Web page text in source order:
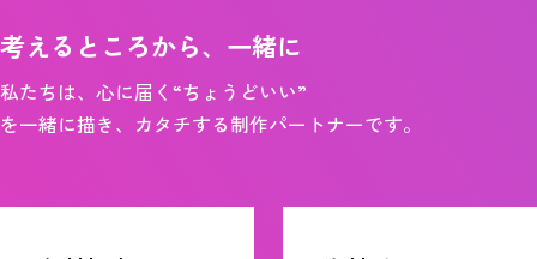
考えるところから、一緒に
私たちは、心に届く“ちょうどいい”
を一緒に描き、カタチする制作パートナーです。